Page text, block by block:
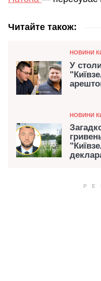
Читайте також:
Категорія
НОВИНИ
У
Категорія
НОВИНИ